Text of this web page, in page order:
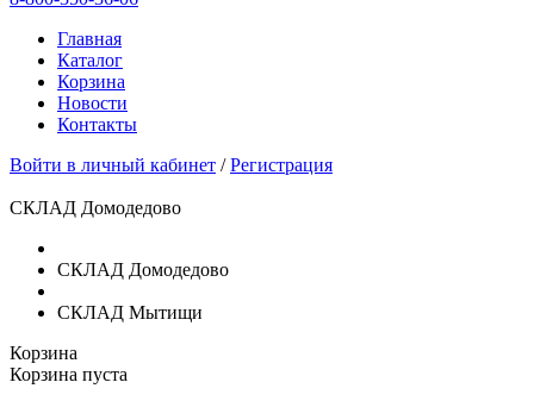
Главная
Каталог
Корзина
Новости
Контакты
Войти в личный кабинет /Регистрация
СКЛАД Домодедово
СКЛАД Домодедово
СКЛАД Мытищи
Корзина
Корзина пуста